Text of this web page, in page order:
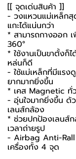
[[ จุดเด่นสินค้า ]]
- วงแหวนแม่เหล็ก
แกะได้แน่นกว่า
* สามารถกางออก
360°
* ใช้งานเป็นขาตั้งก็
หล่นก็ดี
- ใช้แม่เหล็กที่มีแร
ยากมากยิ่งขึ้น
* เคส Magnetic ทั่
- อุ่นใจมากยิ่งขึ้น ด้
เลนส์กล้อง
* ช่วยปกป้องเลนส์ก
เวลาถ่ายรูป
- Airbag Anti-Rall
เครื่องทั้ง 4 จุด